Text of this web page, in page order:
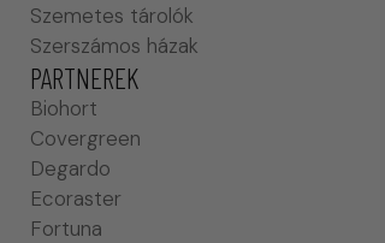
Szemetes tárolók
Szerszámos házak
PARTNEREK
Biohort
Covergreen
Degardo
Ecoraster
Fortuna